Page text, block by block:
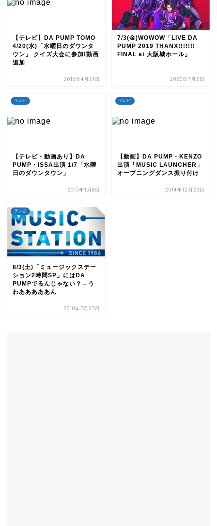
【テレビ】DA PUMP TOMO
4/20(水)「水曜日のダウンタ
ウン」 クイズ大会に参加!動画
追加
2016年4月21日
7/3(金)WOWOW「LIVE DA
PUMP 2019 THANX!!!!!!!
FINAL at 大阪城ホール」
2020年7月2日
テレビ
【テレビ・動画あり】DA
PUMP・ISSA出演 1/7「水曜
日のダウンタウン」
2015年1月8日
テレビ
【動画】DA PUMP・KENZO
出演「MUSIC LAUNCHER」
オープニングダンス振り付け
2014年12月23日
テレビ
8/3(土)「ミュージックステー
ション2時間SP」にはDA
PUMPでるんじゃない？→う
わあああああん
2018年7月23日